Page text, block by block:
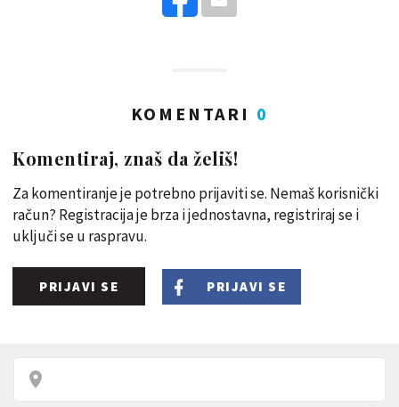
KOMENTARI 0
Komentiraj, znaš da želiš!
Za komentiranje je potrebno prijaviti se. Nemaš korisnički
račun? Registracija je brza i jednostavna, registriraj se i
uključi se u raspravu.
PRIJAVI SE PRIJAVI SE